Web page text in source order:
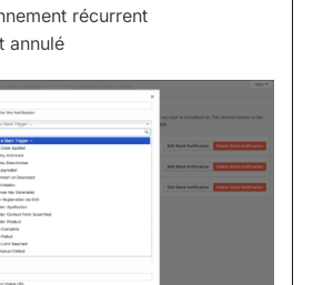
récurrent
annulé